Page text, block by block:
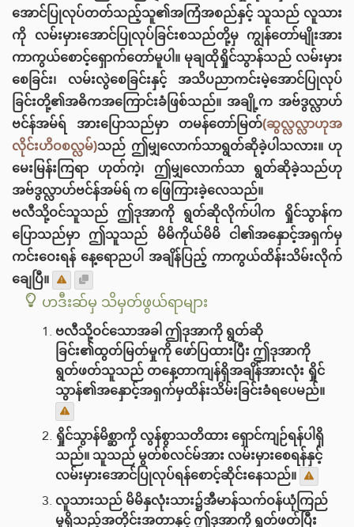
အောင်ပြုလုပ်တတ်သည့်သူ၏အကြံအစည်နှင့် သူသည် လူသား
ကို လမ်းမှားအောင်ပြုလုပ်ခြင်းစသည်တို့မှ ကျွန်တော်မျိုးအား
ကာကွယ်စောင့်ရှောက်တော်မူပါ။ မုချထိုရှိုင်သွာန်သည် လမ်းမှား
စေခြင်း၊ လမ်းလွဲစေခြင်းနှင့် အသိပညာကင်းမဲ့အောင်ပြုလုပ်
ခြင်းတို့၏အဓိကအကြောင်းခံဖြစ်သည်။ အချို့က အဗ်ဒွလ္လာဟ်
ဗင်န်အမ်ရ် အားပြောသည်မှာ တမန်တော်မြတ်(ဆွလ္လလ္လာဟုအ
လိုင်းဟိဝစလ္လမ်)သည် ဤမျှလောက်သာရွတ်ဆိုခဲ့ပါသလား။ ဟု
မေးမြန်းကြရာ ဟုတ်ကဲ့၊ ဤမျှလောက်သာ ရွတ်ဆိုခဲ့သည်ဟု
အဗ်ဒွလ္လာဟ်ဗင်န်အမ်ရ် က ဖြေကြားခဲ့လေသည်။
ဗလီသို့ဝင်သူသည် ဤဒုအာကို ရွတ်ဆိုလိုက်ပါက ရှိုင်သွာန်က
ပြောသည်မှာ ဤသူသည် မိမိကိုယ်မိမိ ငါ၏အနှောင့်အရှက်မှ
ကင်းဝေးရန် နေ့ရောညပါ အချိန်ပြည့် ကာကွယ်ထိန်းသိမ်းလိုက်
ချေပြီ။
ဟဒီးဆ်မှ သိမှတ်ဖွယ်ရာများ
ဗလီသို့ဝင်‌သောအခါ ဤဒုအာကို ရွတ်ဆို
ခြင်း၏ထွတ်မြတ်မှုကို ဖော်ပြထားပြီး ဤဒုအာကို
ရွတ်ဖတ်သူသည် ‌တနေ့တာကျန်ရှိအချိန်အားလုံး ရှိုင်
သွာန်၏အနှောင့်အရှက်မှထိန်းသိမ်းခြင်းခံရပေမည်။
ရှိုင်သွာန်မိစ္ဆာကို လွန်စွာသတိထား‌ ရှောင်ကျဉ်ရန်ပါရှိ
သည်။ သူသည် မွတ်စ်လင်မ်အား လမ်းမှားစေရန်နှင့်
လမ်းမှားအောင်ပြုလုပ်ရန်စောင့်ဆိုင်းနေသည်။
လူသားသည် မိမိနှလုံးသား၌အီမာန်သက်ဝန်ယုံကြည်
မှုရှိသည့်အတိုင်းအတာနှင့် ဤဒုအာကို ရွတ်ဖတ်ပြီး